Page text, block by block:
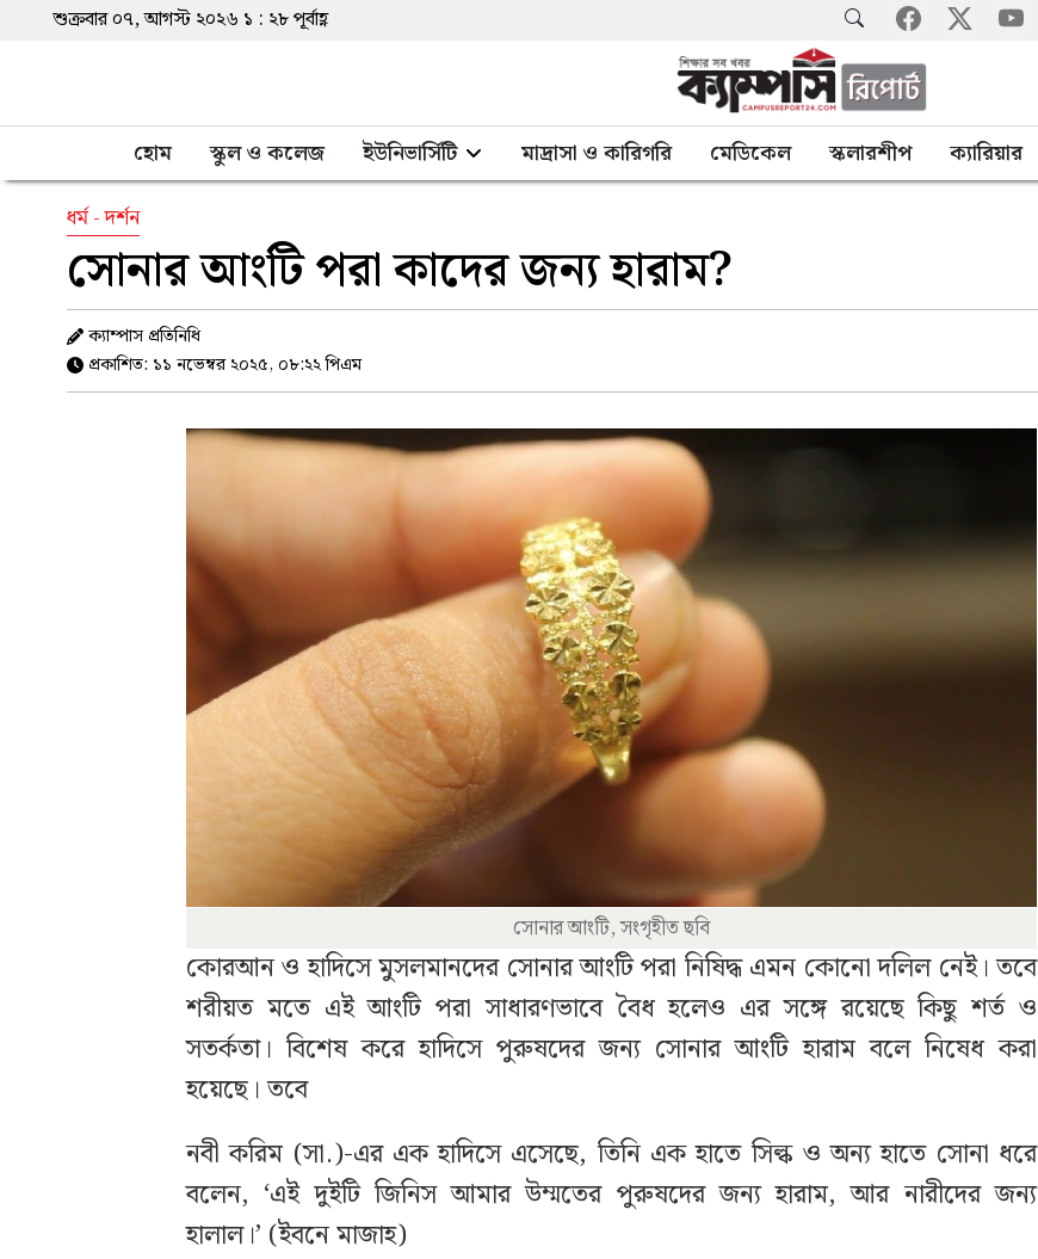
শুক্রবার ০৭, আগস্ট ২০২৬ ১ : ২৮পূর্বাহ্ণ
হোম স্কুল ও কলেজ ইউনিভার্সিটি মাদ্রাসা ও কারিগরি মেডিকেল স্কলারশীপ ক্যারিয়ার
ধর্ম - দর্শন
সোনার আংটি পরা কাদের জন্য হারাম?
ক্যাম্পাস প্রতিনিধি
প্রকাশিত: ১১ নভেম্বর ২০২৫, ০৮:২২ পিএম
সোনার আংটি, সংগৃহীত ছবি
কোরআন ও হাদিসে মুসলমানদের সোনার আংটি পরা নিষিদ্ধ এমন কোনো দলিল নেই। তবে
শরীয়ত মতে এই আংটি পরা সাধারণভাবে বৈধ হলেও এর সঙ্গে রয়েছে কিছু শর্ত ও
সতর্কতা। বিশেষ করে হাদিসে পুরুষদের জন্য সোনার আংটি হারাম বলে নিষেধ করা
হয়েছে। তবে
নবী করিম (সা.)-এর এক হাদিসে এসেছে, তিনি এক হাতে সিল্ক ও অন্য হাতে সোনা ধরে
বলেন, ‘এই দুইটি জিনিস আমার উম্মতের পুরুষদের জন্য হারাম, আর নারীদের জন্য
হালাল।’ (ইবনে মাজাহ)